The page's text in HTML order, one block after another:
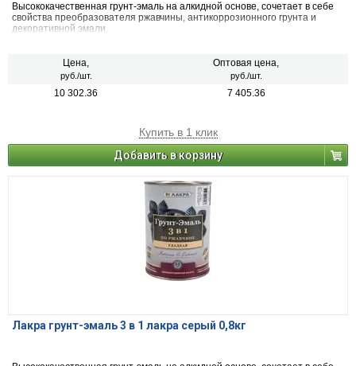
Высококачественная грунт-эмаль на алкидной основе, сочетает в себе
свойства преобразователя ржавчины, антикоррозионного грунта и
декоративной эмали.
Цена,
руб./шт.
Оптовая цена,
руб./шт.
10 302.36 7 405.36
Купить в 1 клик
Добавить в корзину
Лакра грунт-эмаль 3 в 1 лакра серый 0,8кг